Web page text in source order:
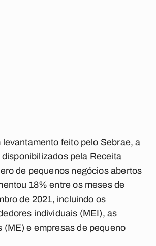
levantamento feito pelo Sebrae, a
pela Receita
de pequenos negócios abertos
18% entre os meses de
de 2021, incluindo os
individuais (MEI), as
(ME) e empresas de pequeno